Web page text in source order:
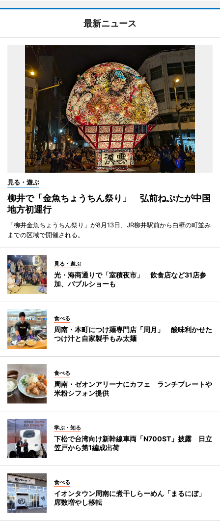
最新ニュース
見る・遊ぶ
柳井で「金魚ちょうちん祭り」 弘前ねぷたが中国
地方初運行
「柳井金魚ちょうちん祭り」が8月13日、JR柳井駅前から白壁の町並み
までの区域で開催される。
見る・遊ぶ
光・海商通りで「室積夜市」 飲食店など31店参
加、バブルショーも
食べる
周南・本町につけ麺専門店「周月」 酸味利かせた
つけ汁と自家製手もみ太麺
食べる
周南・ゼオンアリーナにカフェ ランチプレートや
米粉シフォン提供
学ぶ・知る
下松で台湾向け新幹線車両「N700ST」披露 日立
笠戸から第1編成出荷
食べる
イオンタウン周南に煮干しらーめん「まるにぼ」
席数増やし移転